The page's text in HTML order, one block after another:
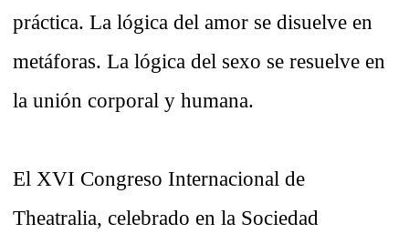
práctica. La lógica del amor se disuelve en
metáforas. La lógica del sexo se resuelve en
la unión corporal y humana.
El XVI Congreso Internacional de
Theatralia, celebrado en la Sociedad